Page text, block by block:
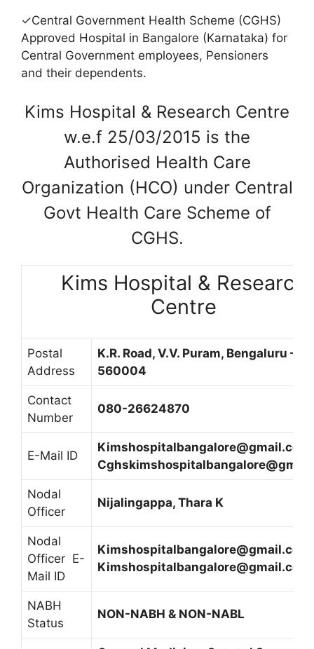
✓Central Government Health Scheme (CGHS)
Approved Hospital in Bangalore (Karnataka) for
Central Government employees, Pensioners
and their dependents.
Kims Hospital & Research Centre
w.e.f 25/03/2015 is the
Authorised Health Care
Organization (HCO) under Central
Govt Health Care Scheme of
CGHS.
Kims Hospital & Research
Centre
Postal
Address
K.R. Road, V.V. Puram, Bengaluru –
560004
Contact
Number
080-26624870
E-Mail ID
Kimshospitalbangalore@gmail.com,
Nodal
Officer
Nijalingappa, Thara K
Nodal
Officer E-
Mail ID
Kimshospitalbangalore@gmail.com,
Kimshospitalbangalore@gmail.com
NABH
Status
NON-NABH & NON-NABL